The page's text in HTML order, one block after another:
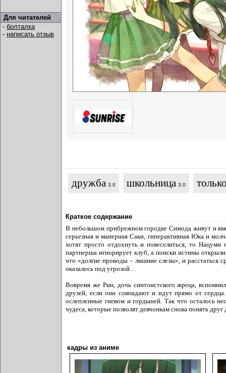
Для читателей
- болталка
- написать отзыв
дружба 3.0 школьница 3.0
Краткое содержание
В небольшом прибрежном городке Симода живут и
серьезная и манерная Саки, гиперактивная Юка и
хотят просто отдохнуть и повеселиться, то
партнерша игнорирует клуб, а поиски истины
что «долгие проводы – лишние слезы», и расстаться
оказалось под угрозой…
Вовремя же Рин, дочь синтоистского жреца,
друзей, если они совпадают и идут прямо от
ослепленные гневом и гордыней. Так что осталось
чудеса, которые позволят девчонкам снова понять
кадры из аниме